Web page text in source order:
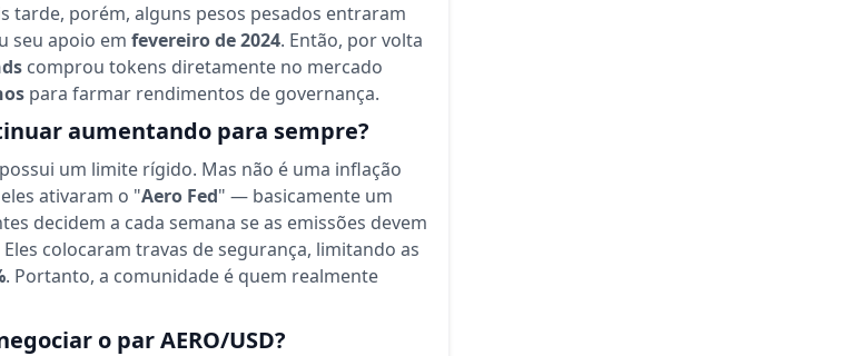
tarde, porém, alguns pesos pesados entraram
seu apoio em fevereiro de 2024. Então, por volta
comprou tokens diretamente no mercado
para farmar rendimentos de governança.
aumentando para sempre?
um limite rígido. Mas não é uma inflação
ativaram o "Aero Fed" — basicamente um
decidem a cada semana se as emissões devem
colocaram travas de segurança, limitando as
. Portanto, a comunidade é quem realmente
o par AERO/USD?